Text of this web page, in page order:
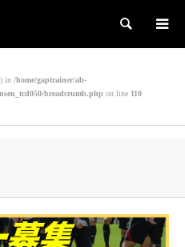
検索
in /home/gaptrainer/ab-
breadcrumb.php on line 110